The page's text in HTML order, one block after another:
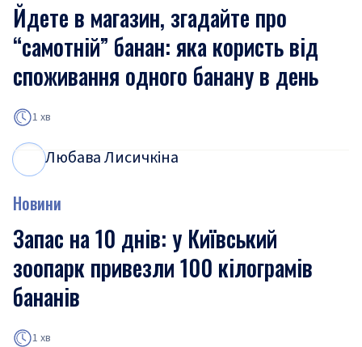
Йдете в магазин, згадайте про
“самотній” банан: яка користь від
споживання одного банану в день
1 хв
Любава Лисичкіна
Новини
Запас на 10 днів: у Київський
зоопарк привезли 100 кілограмів
бананів
1 хв